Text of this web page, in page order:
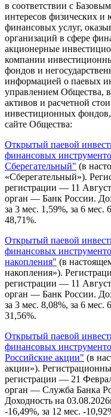
в соответствии с
интересов физических и
финансовых услуг,
организаций в сфере
акционерные
компании
фондов и
информацией о паевых
управлением Общества,
активов и расчетной
инвестиционных
сайте Общества:
Открытый паевой
финансовых
Сберегательный" (в
«Сберегательный»).
регистрации — 11
орган — Банк России.
за 3 мес. 1,59%, за 6 мес.
48,71%.
Открытый паевой
финансовых
накопления" (в
накопления»).
регистрации — 11
орган — Банк России.
за 3 мес. 8,08%, за 6 мес.
31,56%.
Открытый паевой
финансовых
Российские акции" (в
акции»).
регистрации — 21
орган — Служба Банка
Доходность на
-16,49%, за 12 мес. -